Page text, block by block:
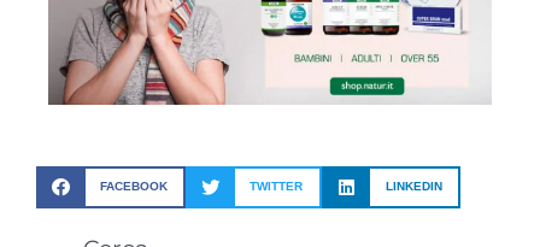
FACEBOOK TWITTER LINKEDIN